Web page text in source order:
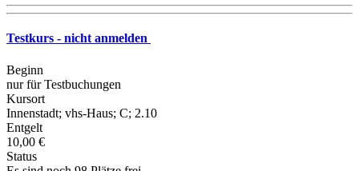
Testkurs - nicht anmelden
Beginn
nur für Testbuchungen
Kursort
Innenstadt; vhs-Haus; C; 2.10
Entgelt
10,00 €
Status